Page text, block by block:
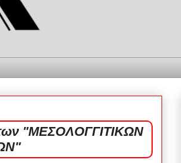
"ΜΕΣΟΛΟΓΓΙΤΙΚΩΝ